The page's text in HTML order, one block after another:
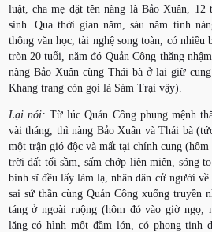
luật, cha mẹ đặt tên nàng là Bảo Xuân,
sinh. Qua thời gian năm, sáu năm tính
thông văn học, tài nghệ song toàn, có nhiều
tròn 20 tuổi, năm đó Quản Công thăng
nàng Bảo Xuân cùng Thái bà ở lại giữ
Khang trang còn gọi là Sám Trại vậy).
Lại nói: Từ lúc Quản Công phụng mệnh
vài tháng, thì nàng Bảo Xuân và Thái bà
một trận gió độc và mất tại chính cung
trời đất tối sầm, sấm chớp liên miên, sóng
binh sĩ đều lấy làm lạ, nhân dân cử người về
sai sứ thần cùng Quản Công xuống truyền
táng ở ngoài ruộng (hôm đó vào giờ ngọ,
lăng có hình một đầm lớn, có phong tinh